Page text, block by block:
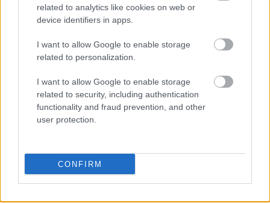
related to analytics like cookies on web or
device identifiers in apps.
I want to allow Google to enable storage
related to personalization.
I want to allow Google to enable storage
related to security, including authentication
functionality and fraud prevention, and other
user protection.
CONFIRM
Pozostały wątpliwości? Brakuje czegoś w haśle?
Zobacz, co zyskują abonenci Dobrego słownika.
SPRAWDŹ
Często sprawdzane
Kiedytego Gwidona, kiedytego Gwida